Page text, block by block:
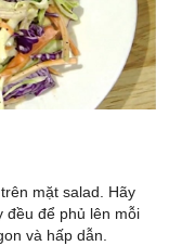
mặt salad. Hãy
đều để phủ lên mỗi
và hấp dẫn.